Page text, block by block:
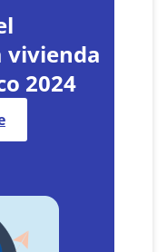
vivienda
2024